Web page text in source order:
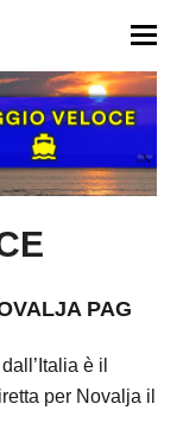
PAG
è il
per Novalja il